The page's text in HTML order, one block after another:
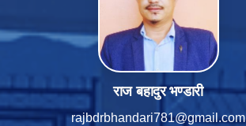
राज बहादुर भण्डारी
rajbdrbhandari781@gmail.com